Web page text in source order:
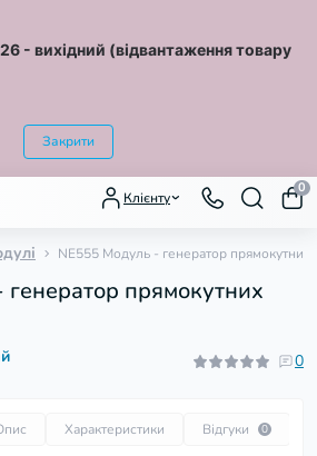
- вихідний (відвантаження товару
Закрити
Клієнту
0
NE555 Модуль - генератор прямокутних
прямокутних
0
Характеристики Відгуки 0